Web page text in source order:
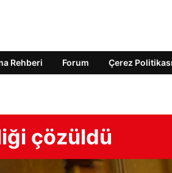
Rehberi Forum Çerez Politikası
çözüldü